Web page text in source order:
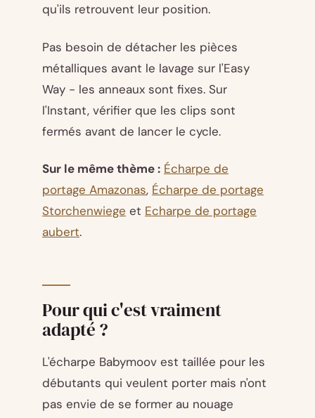
qu'ils retrouvent leur position.
Pas besoin de détacher les pièces
métalliques avant le lavage sur l'Easy
Way - les anneaux sont fixes. Sur
l'Instant, vérifier que les clips sont
fermés avant de lancer le cycle.
Sur le même thème : Écharpe de
portage Amazonas, Écharpe de portage
Storchenwiege et Echarpe de portage
aubert.
Pour qui c'est vraiment
adapté ?
L'écharpe Babymoov est taillée pour les
débutants qui veulent porter mais n'ont
pas envie de se former au nouage